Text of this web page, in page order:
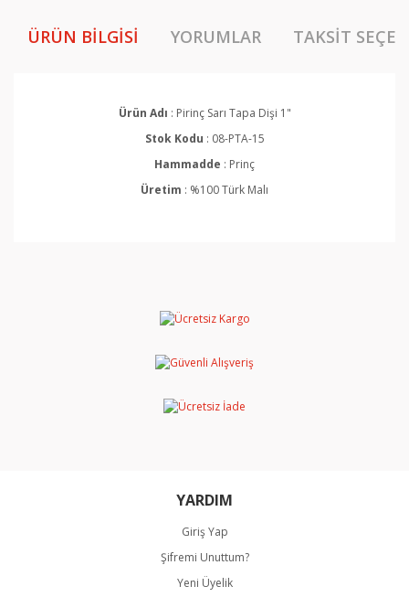
ÜRÜN BILGISI YORUMLAR TAKSIT
Ürün Adı : Pirinç Sarı Tapa Dişi 1"
Stok Kodu : 08-PTA-15
Hammadde : Prinç
Üretim : %100 Türk Malı
Yorum Yaz
Ürün açıklamasında eksik bilgiler bulunuyor.
Gönder
YARDIM
Giriş Yap
Şifremi Unuttum?
Yeni Üyelik